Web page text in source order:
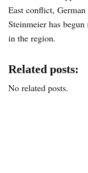
East conflict,
Steinmeier has
in the region.
Related posts:
No related posts.